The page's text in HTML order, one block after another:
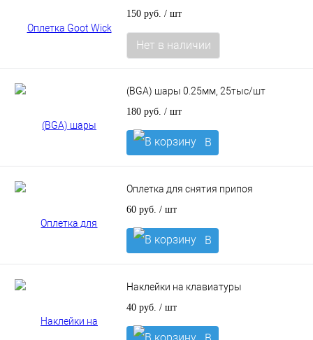
150 руб. / шт
Нет в наличии
(BGA) шары 0.25мм, 25тыс/шт
180 руб. / шт
В
корзину
Оплетка для снятия припоя
60 руб. / шт
В
корзину
Наклейки на клавиатуры
40 руб. / шт